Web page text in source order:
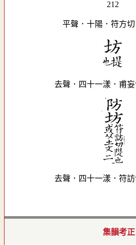
平聲．十陽．符方切
去聲．四十一漾．甫
去聲．四十一漾．符
集韻考正